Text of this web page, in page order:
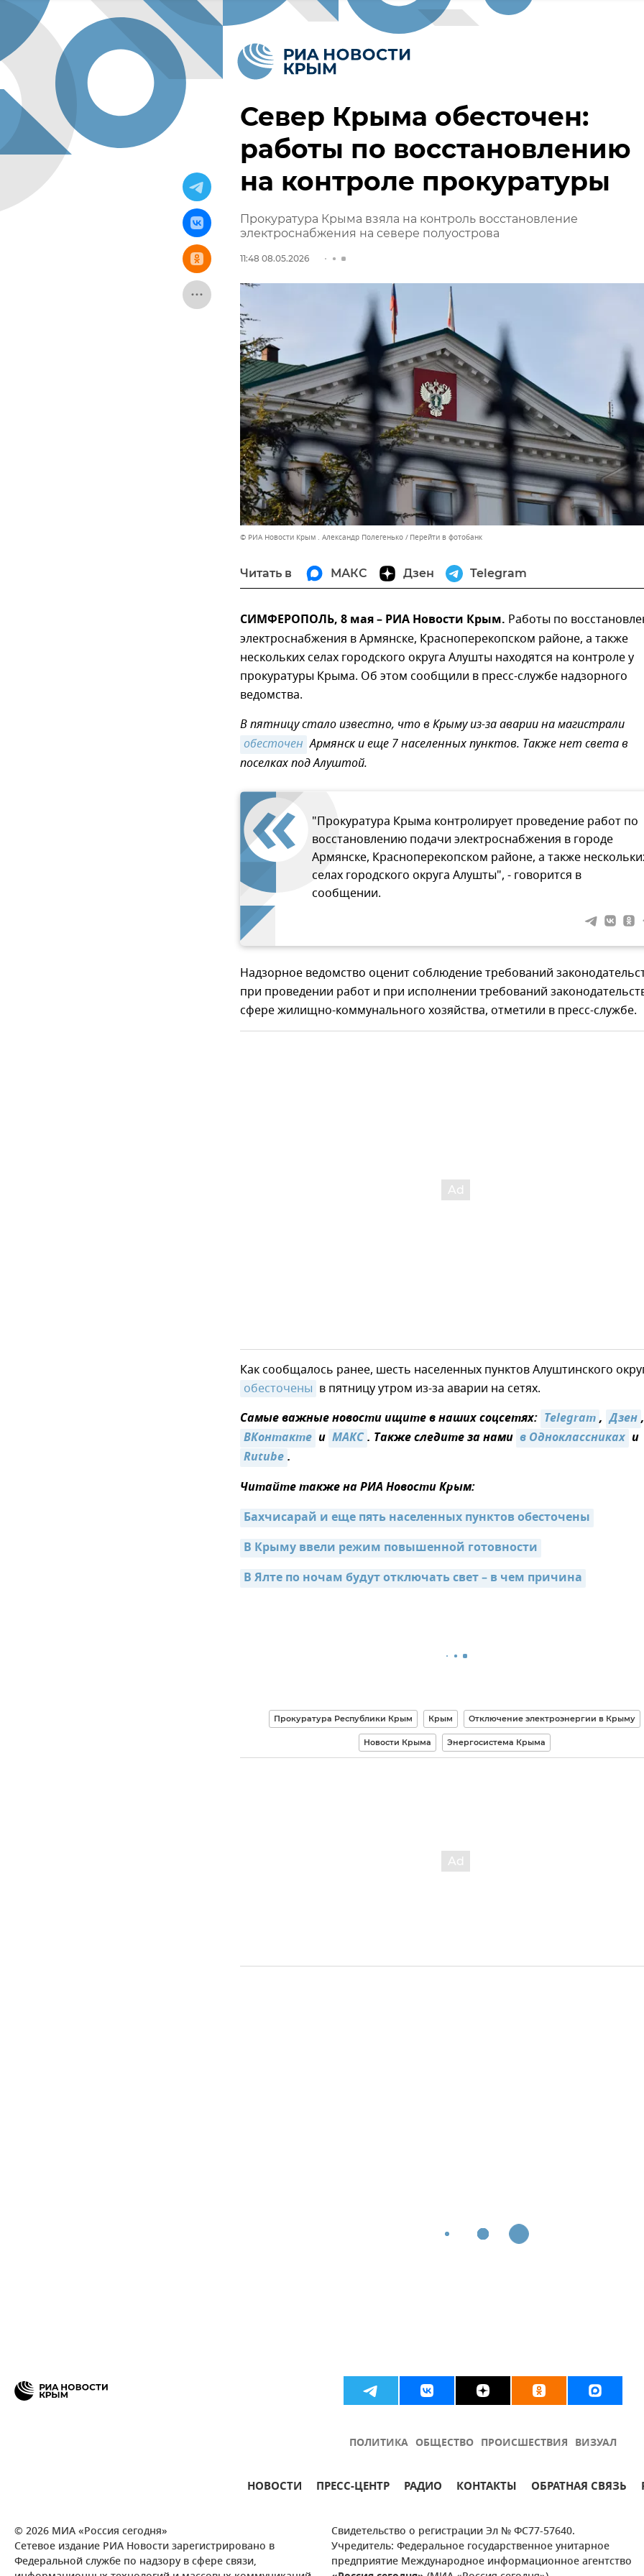
Север Крыма обесточен:
работы по восстановлению
на контроле прокуратуры
Прокуратура Крыма взяла на контроль восстановление
электроснабжения на севере полуострова
11:48 08.05.2026
© РИА Новости Крым . Александр Полегенько Перейти в фотобанк
Читать в МАКС Дзен Telegram
СИМФЕРОПОЛЬ, 8 мая – РИА Новости Крым. Работы по
электроснабжения в Армянске, Красноперекопском районе, а также
нескольких селах городского округа Алушты находятся на контроле у
прокуратуры Крыма. Об этом сообщили в пресс-службе надзорного
ведомства.
В пятницу стало известно, что в Крыму из-за аварии на магистрали
обесточен Армянск и еще 7 населенных пунктов. Также нет света в
поселках под Алуштой.
"Прокуратура Крыма контролирует проведение работ по
восстановлению подачи электроснабжения в городе
Армянске, Красноперекопском районе, а также
селах городского округа Алушты", - говорится в
сообщении.
Надзорное ведомство оценит соблюдение требований
при проведении работ и при исполнении требований
сфере жилищно-коммунального хозяйства, отметили в пресс-службе.
Как сообщалось ранее, шесть населенных пунктов Алуштинского
обесточены в пятницу утром из-за аварии на сетях.
Самые важные новости ищите в наших соцсетях: Telegram, Дзен,
ВКонтакте и МАКС. Также следите за нами в Одноклассниках и
Rutube.
Читайте также на РИА Новости Крым:
Бахчисарай и еще пять населенных пунктов обесточены
В Крыму ввели режим повышенной готовности
В Ялте по ночам будут отключать свет – в чем причина
Прокуратура Республики Крым Крым Отключение электроэнергии в Крыму
Новости Крыма Энергосистема Крыма
ПОЛИТИКА ОБЩЕСТВО ПРОИСШЕСТВИЯ ВИЗУАЛ
НОВОСТИ ПРЕСС-ЦЕНТР РАДИО КОНТАКТЫ ОБРАТНАЯ СВЯЗЬ
© 2026 МИА «Россия сегодня»
Сетевое издание РИА Новости зарегистрировано в
Федеральной службе по надзору в сфере связи,
Свидетельство о регистрации Эл № ФС77-57640.
Учредитель: Федеральное государственное унитарное
предприятие Международное информационное агентство